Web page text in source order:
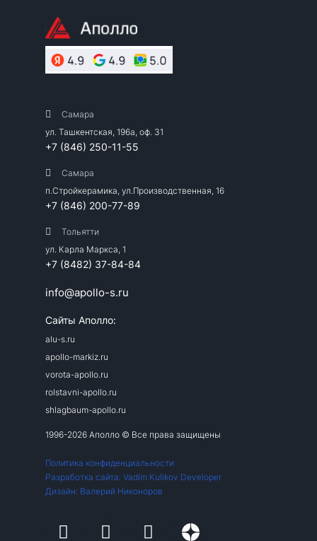
Самара
ул. Ташкентская, 196а, оф. 31
+7 (846) 250-11-55
Самара
п.Стройкерамика, ул.Производственная, 16
+7 (846) 200-77-89
Тольятти
ул. Карла Маркса, 1
+7 (8482) 37-84-84
info@apollo-s.ru
Сайты Аполло:
alu-s.ru
apollo-markiz.ru
vorota-apollo.ru
rolstavni-apollo.ru
shlagbaum-apollo.ru
1996-2026 Аполло © Все права защищены
Политика конфиденциальности
Разработка сайта: Vadim Kulikov Developer
Дизайн: Валерий Никоноров